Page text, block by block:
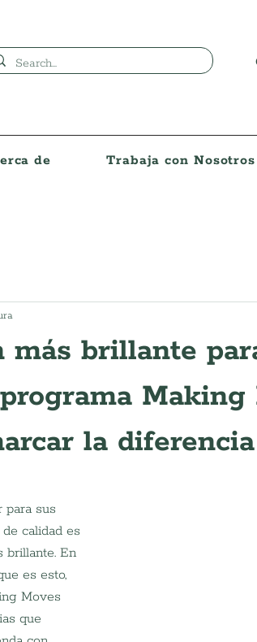
de Trabaja con Nosotros
más brillante
Making
la diferencia
para sus
calidad es
brillante. En
es esto,
Moves
que